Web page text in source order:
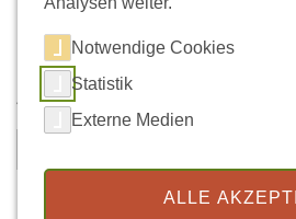
Vorname
Notwendige Cookies
Statistik
Externe Medien
ALLE